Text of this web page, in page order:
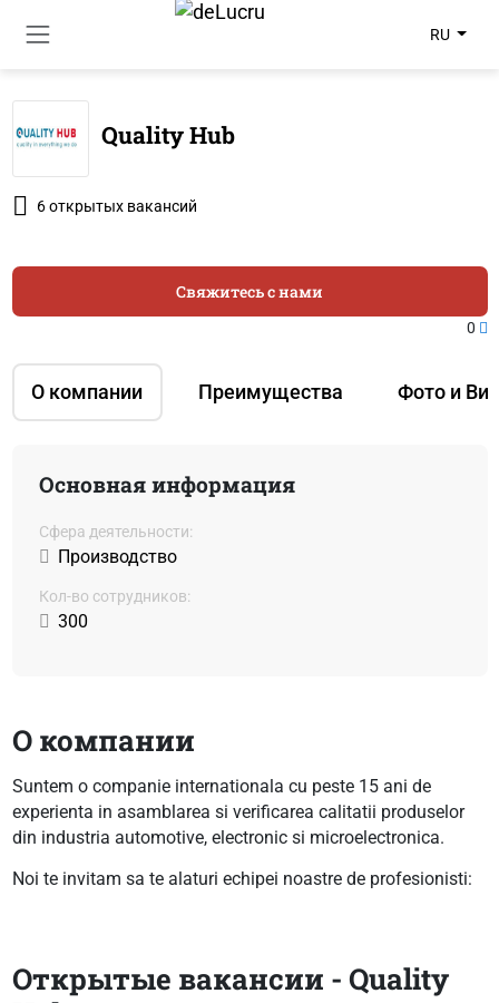
RU
Quality Hub
6 открытых вакансий
О компании Преимущества Фото и
Свяжитесь с нами
0
Основная информация
Сфера деятельности:
Производство
Кол-во сотрудников:
300
О компании
Suntem o companie internationala cu peste 15 ani de
experienta in asamblarea si verificarea calitatii produselor
din industria automotive, electronic si microelectronica.
Noi te invitam sa te alaturi echipei noastre de profesionisti:
Открытые вакансии - Quality